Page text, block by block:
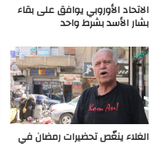
الاتحاد الأوروبي يوافق على بقاء
بشار الأسد بشرط واحد
الغلاء ينغّص تحضيرات رمضان في